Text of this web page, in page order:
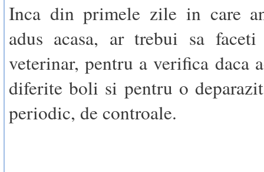
Inca din primele zile in care
adus acasa, ar trebui sa
veterinar, pentru a verifica daca
diferite boli si pentru o
periodic, de controale.